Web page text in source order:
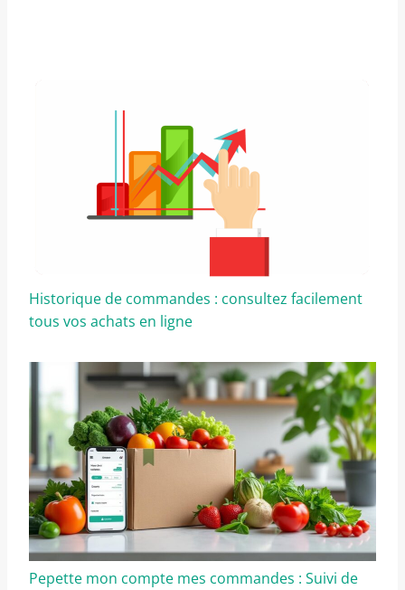
Historique de commandes : consultez facilement
tous vos achats en ligne
Pepette mon compte mes commandes : Suivi de